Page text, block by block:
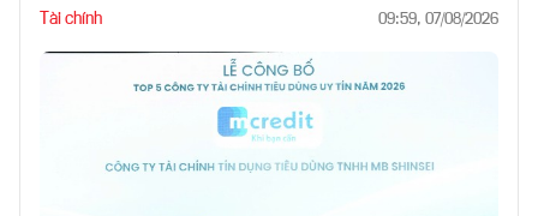
Tài chính 09:59, 07/08/2026